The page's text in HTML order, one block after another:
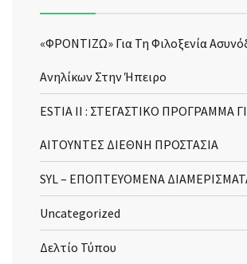
«ΦΡΟΝΤΙΖΩ» Για Τη Φιλοξενία
Ανηλίκων Στην Ήπειρο
ESTIA II : ΣΤΕΓΑΣΤΙΚΟ ΠΡΟΓΡΑΜΜΑ
ΑΙΤΟΥΝΤΕΣ ΔΙΕΘΝΗ ΠΡΟΣΤΑΣΙΑ
SYL – ΕΠΟΠΤΕΥΟΜΕΝΑ
Uncategorized
Δελτίο Τύπου